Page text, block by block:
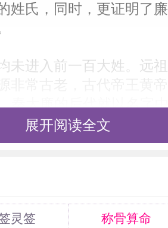
姓氏，同时，更证明了
未进入前一百大姓。远
秦大廉的后代就以名字
尔族人布鲁海牙，深得
子降生了，他就用官
秦大廉之后，以王父字
。
展开阅读全文
灵签 称骨算命